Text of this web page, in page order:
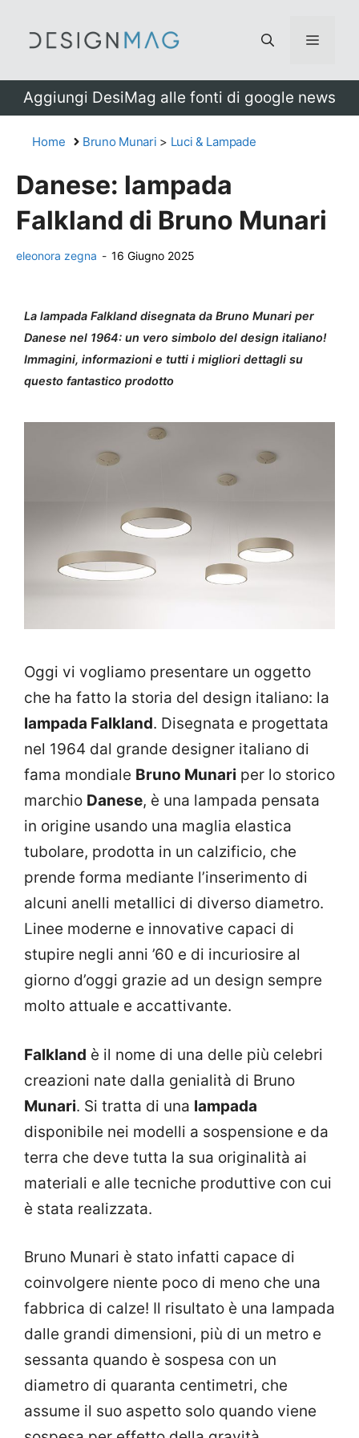
Menu
Aggiungi DesiMag alle fonti di google news
Home Bruno Munari > Luci & Lampade
Danese: lampada
Falkland di Bruno Munari
eleonora zegna - 16 Giugno 2025
La lampada Falkland disegnata da Bruno Munari per
Danese nel 1964: un vero simbolo del design italiano!
Immagini, informazioni e tutti i migliori dettagli su
questo fantastico prodotto
Oggi vi vogliamo presentare un oggetto
che ha fatto la storia del design italiano: la
lampada Falkland. Disegnata e progettata
nel 1964 dal grande designer italiano di
fama mondiale Bruno Munari per lo storico
marchio Danese, è una lampada pensata
in origine usando una maglia elastica
tubolare, prodotta in un calzificio, che
prende forma mediante l’inserimento di
alcuni anelli metallici di diverso diametro.
Linee moderne e innovative capaci di
stupire negli anni ’60 e di incuriosire al
giorno d’oggi grazie ad un design sempre
molto attuale e accattivante.
Falkland è il nome di una delle più celebri
creazioni nate dalla genialità di Bruno
Munari. Si tratta di una lampada
disponibile nei modelli a sospensione e da
terra che deve tutta la sua originalità ai
materiali e alle tecniche produttive con cui
è stata realizzata.
Bruno Munari è stato infatti capace di
coinvolgere niente poco di meno che una
fabbrica di calze! Il risultato è una lampada
dalle grandi dimensioni, più di un metro e
sessanta quando è sospesa con un
diametro di quaranta centimetri, che
assume il suo aspetto solo quando viene